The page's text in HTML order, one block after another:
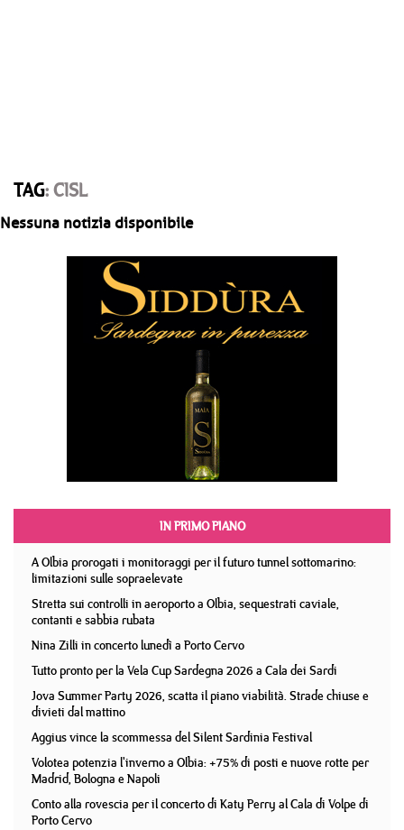
TAG: CISL
Nessuna notizia disponibile
IN PRIMO PIANO
A Olbia prorogati i monitoraggi per il futuro tunnel sottomarino:
limitazioni sulle sopraelevate
Stretta sui controlli in aeroporto a Olbia, sequestrati caviale,
contanti e sabbia rubata
Nina Zilli in concerto lunedì a Porto Cervo
Tutto pronto per la Vela Cup Sardegna 2026 a Cala dei Sardi
Jova Summer Party 2026, scatta il piano viabilità. Strade chiuse e
divieti dal mattino
Aggius vince la scommessa del Silent Sardinia Festival
Volotea potenzia l'inverno a Olbia: +75% di posti e nuove rotte per
Madrid, Bologna e Napoli
Conto alla rovescia per il concerto di Katy Perry al Cala di Volpe di
Porto Cervo